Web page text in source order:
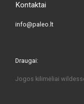
Kontaktai
info@paleo.lt
Draugai:
Jogos kilimėliai